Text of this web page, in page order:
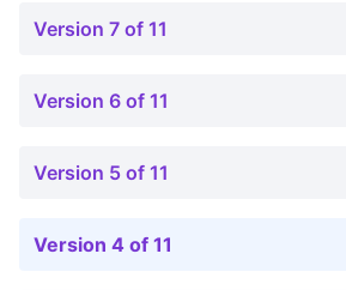
Version 7 of 11
Version 6 of 11
Version 5 of 11
Version 4 of 11